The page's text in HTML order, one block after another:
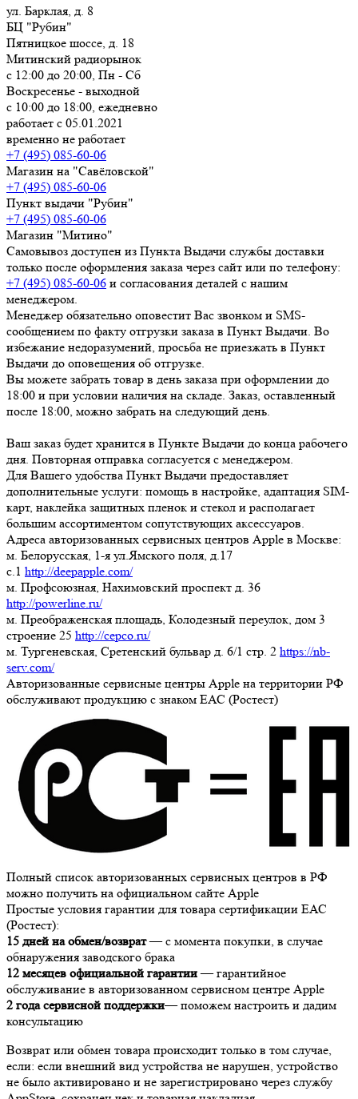
ул. Барклая, д. 8
БЦ "Рубин"
Пятницкое шоссе, д. 18
Митинский радиорынок
с 12:00 до 20:00, Пн - Сб
Воскресенье - выходной
с 10:00 до 18:00, ежедневно
работает с 05.01.2021
временно не работает
+7 (495) 085-60-06
Магазин на "Савёловской"
+7 (495) 085-60-06
Пункт выдачи "Рубин"
+7 (495) 085-60-06
Магазин "Митино"
Самовывоз доступен из Пункта Выдачи службы доставки
только после оформления заказа через сайт или по телефону:
+7 (495) 085-60-06 и согласования деталей с нашим
менеджером.
Менеджер обязательно оповестит Вас звонком и SMS-
сообщением по факту отгрузки заказа в Пункт Выдачи. Во
избежание недоразумений, просьба не приезжать в Пункт
Выдачи до оповещения об отгрузке
Вы можете забрать товар в день заказа при оформлении до
18:00 и при условии наличия на складе. Заказ, оставленный
после 18:00, можно забрать на следующий день.
Ваш заказ будет хранится в Пункте Выдачи до конца рабочего
дня. Повторная отправка согласуется с менеджером.
Для Вашего удобства Пункт Выдачи предоставляет
дополнительные услуги: помощь в настройке, адаптация SIM-
карт, наклейка защитных пленок и стекол и располагает
большим ассортиментом сопутствующих аксессуаров.
Адреса авторизованных сервисных центров Apple в Москве:
м. Белорусская, 1-я ул.Ямского поля, д.17
c.1 http://deepapple.com/
м. Профсоюзная, Нахимовский проспект д. 36
http://powerline.ru/
м. Преображенская площадь, Колодезный переулок, дом 3
строение 25 http://cepco.ru/
м. Тургеневская, Сретенский бульвар д. 6/1 стр. 2 https://nb-
serv.com/
Авторизованные сервисные центры Apple на территории РФ
обслуживают продукцию с знаком ЕАС (Ростест)
Полный список авторизованных сервисных центров в РФ
можно получить на официальном сайте Apple
Простые условия гарантии для товара сертификации ЕАС
(Ростест):
15 дней на обмен/возврат— с момента покупки, в случае
обнаружения заводского брака
12 месяцев официальной гарантии— гарантийное
обслуживание в авторизованном сервисном центре Apple
2 года сервисной поддержки— поможем настроить и дадим
консультацию
Возврат или обмен товара происходит только в том случае,
если: если внешний вид устройства не нарушен, устройство
не было активировано и не зарегистрировано через службу